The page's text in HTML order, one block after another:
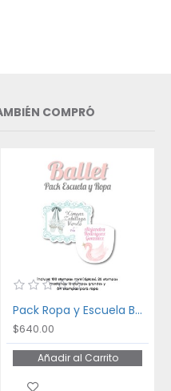
COMPRÓ
Pack Ropa y Escuela Ballet
$640.00
Añadir al Carrito